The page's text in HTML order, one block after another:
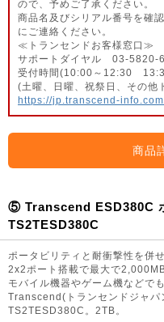
ので、予めご了承ください。
商品名及びシリアル番号を確
にご連絡ください。
≪トランセンドお客様窓口≫
サポートダイヤル 03-5820-
受付時間(10:00～12:30
(土曜、日曜、祝祭日、その他
https://jp.transcend-
商品
⑤ Transcend ESD380C
TS2TESD380C
ポータビリティと耐衝撃性を併
2x2ポート搭載で最大で
モバイル機器やゲーム機などで
Transcend(トランセンドジャパ
TS2TESD380C。2TB。